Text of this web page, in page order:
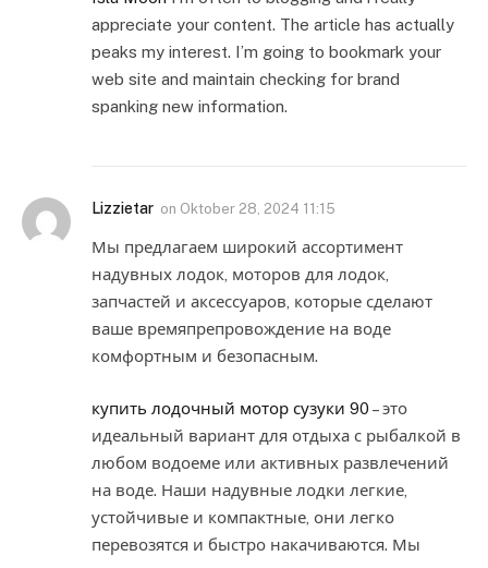
appreciate your content. The article has actually
peaks my interest. I’m going to bookmark your
web site and maintain checking for brand
spanking new information.
Lizzietar on Oktober 28, 2024 11:15
Мы предлагаем широкий ассортимент
надувных лодок, моторов для лодок,
запчастей и аксессуаров, которые сделают
ваше времяпрепровождение на воде
комфортным и безопасным.
купить лодочный мотор сузуки 90 – это
идеальный вариант для отдыха с рыбалкой в
любом водоеме или активных развлечений
на воде. Наши надувные лодки легкие,
устойчивые и компактные, они легко
перевозятся и быстро накачиваются. Мы